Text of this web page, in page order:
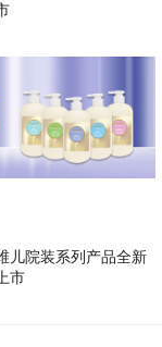
儿院装系列产品全新
市